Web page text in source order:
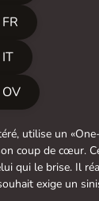
utilise un
coup de cœur.
qui le brise. Il
exige un